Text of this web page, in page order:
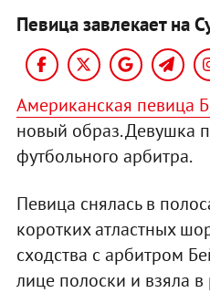
Певица завлекает на
Американская певица
новый образ. Девушка
футбольного арбитра.
Певица снялась в
коротких атластных
сходства с арбитром
лице полоски и взяла в